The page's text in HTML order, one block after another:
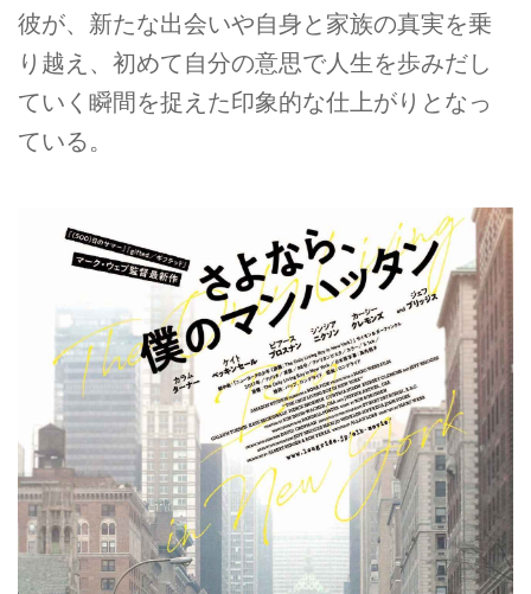
彼が、新たな出会いや自身と家族の真実を乗
り越え、初めて自分の意思で人生を歩みだし
ていく瞬間を捉えた印象的な仕上がりとなっ
ている。